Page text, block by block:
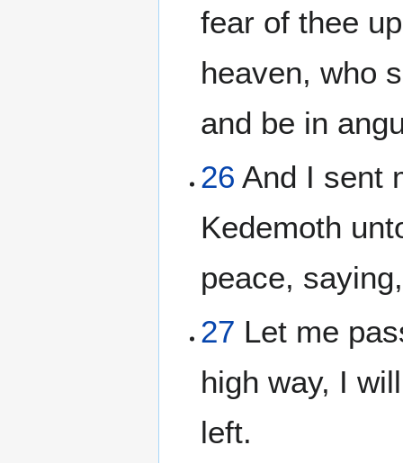
fear of thee
heaven, who
and be in
26 And I sent
Kedemoth
peace, saying,
27 Let me
high way, I
left.